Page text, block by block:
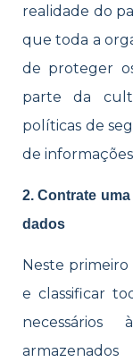
realidade do
que toda a
de proteger
parte da
políticas de
de
2. Contrate
dados
Neste primeiro
e classificar